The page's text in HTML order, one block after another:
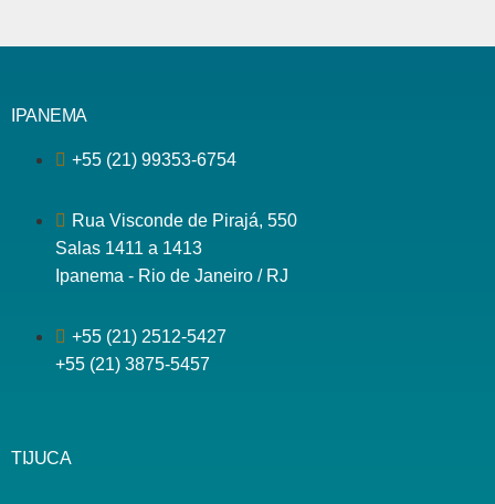
IPANEMA
+55 (21) 99353-6754
Rua Visconde de Pirajá, 550
Salas 1411 a 1413
Ipanema - Rio de Janeiro / RJ
+55 (21) 2512-5427
+55 (21) 3875-5457
TIJUCA